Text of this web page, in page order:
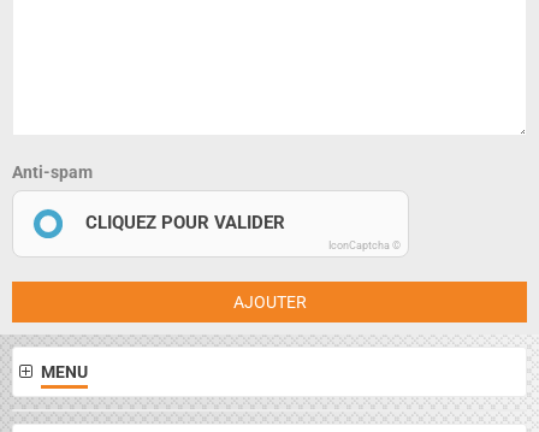
Anti-spam
CLIQUEZ POUR VALIDER
IconCaptcha ©
AJOUTER
MENU